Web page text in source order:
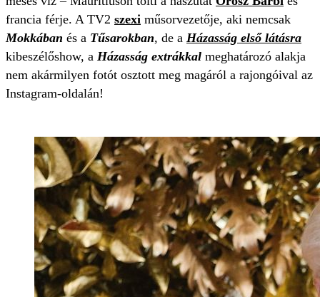
francia férje. A TV2 szexi műsorvezetője, aki nemcsak
Mokkában és a Tűsarokban, de a Házasság első látásra
kibeszélőshow, a Házasság extrákkal meghatározó alakja
nem akármilyen fotót osztott meg magáról a rajongóival az
Instagram-oldalán!